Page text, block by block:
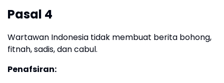
Pasal 4
Wartawan Indonesia tidak membuat berita bohong,
fitnah, sadis, dan cabul.
Penafsiran: